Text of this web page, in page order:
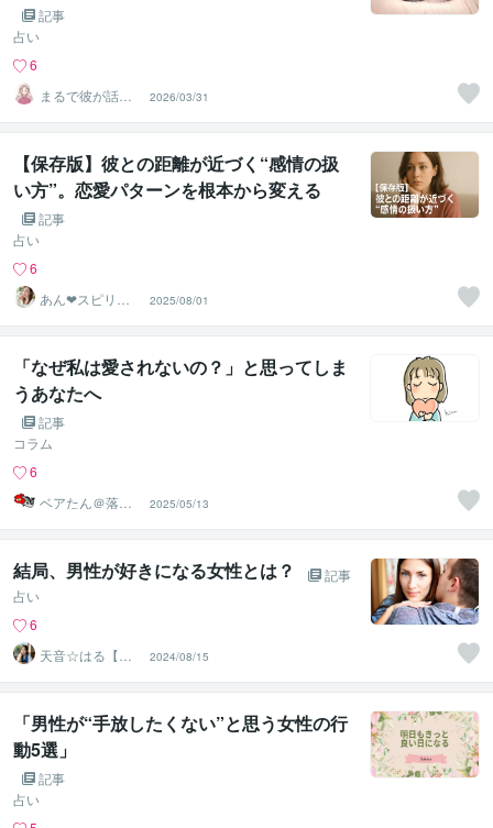
記事
占い
6
まるで彼が話し
てるかのように
お届けl運子
2026/03/31
【保存版】彼との距離が近づく“感情の扱
い方”。恋愛パターンを根本から変える
記事
占い
6
あん❤スピリチ
ュアル×論理で引
き寄せる
2025/08/01
「なぜ私は愛されないの？」と思ってしま
うあなたへ
記事
コラム
6
ベアたん＠落書
きイラストレー
ター
2025/05/13
結局、男性が好きになる女性とは？
記事
占い
6
天音☆はる【ス
ターシード覚醒
ヒーラー】
2024/08/15
「男性が“手放したくない”と思う女性の行
動5選」
記事
占い